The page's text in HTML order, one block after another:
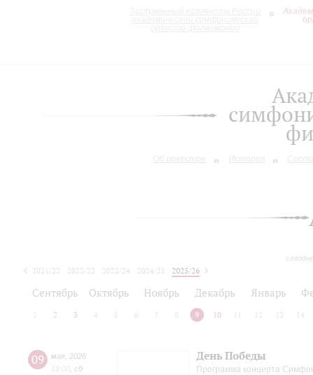
Об оркестре История
2021/22 2022/23 2023/24 2024/25
2025/26
Сентябрь Октябрь Ноябрь Декабрь Январь
2 3 4 5 6 7 8 9 10 12 13 14
09 мая 2026
19:00 сб
День Победы
Программа концерта